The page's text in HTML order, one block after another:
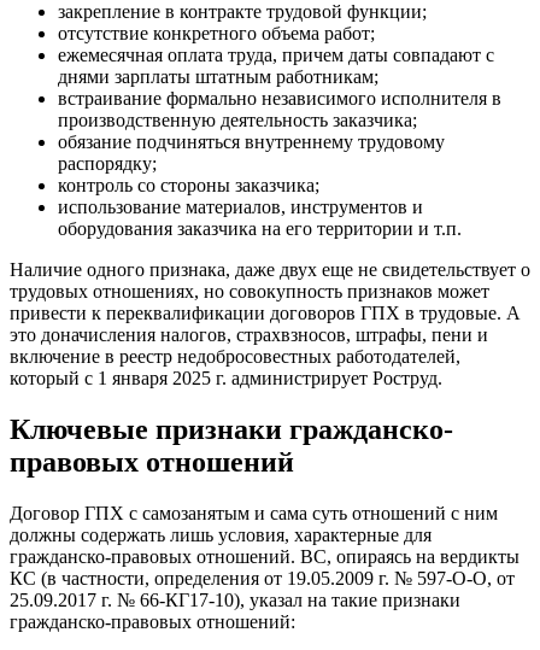
закрепление в контракте трудовой функции;
отсутствие конкретного объема работ;
ежемесячная оплата труда, причем даты совпадают с
днями зарплаты штатным работникам;
встраивание формально независимого исполнителя в
производственную деятельность заказчика;
обязание подчиняться внутреннему трудовому
распорядку;
контроль со стороны заказчика;
использование материалов, инструментов и
оборудования заказчика на его территории и т.п.
Наличие одного признака, даже двух еще не свидетельствует о
трудовых отношениях, но совокупность признаков может
привести к переквалификации договоров ГПХ в трудовые. А
это доначисления налогов, страхвзносов, штрафы, пени и
включение в реестр недобросовестных работодателей,
который с 1 января 2025 г. администрирует Роструд.
Ключевые признаки гражданско-
правовых отношений
Договор ГПХ с самозанятым и сама суть отношений с ним
должны содержать лишь условия, характерные для
гражданско-правовых отношений. ВС, опираясь на вердикты
КС (в частности, определения от 19.05.2009 г. № 597-О-О, от
25.09.2017 г. № 66-КГ17-10), указал на такие признаки
гражданско-правовых отношений: